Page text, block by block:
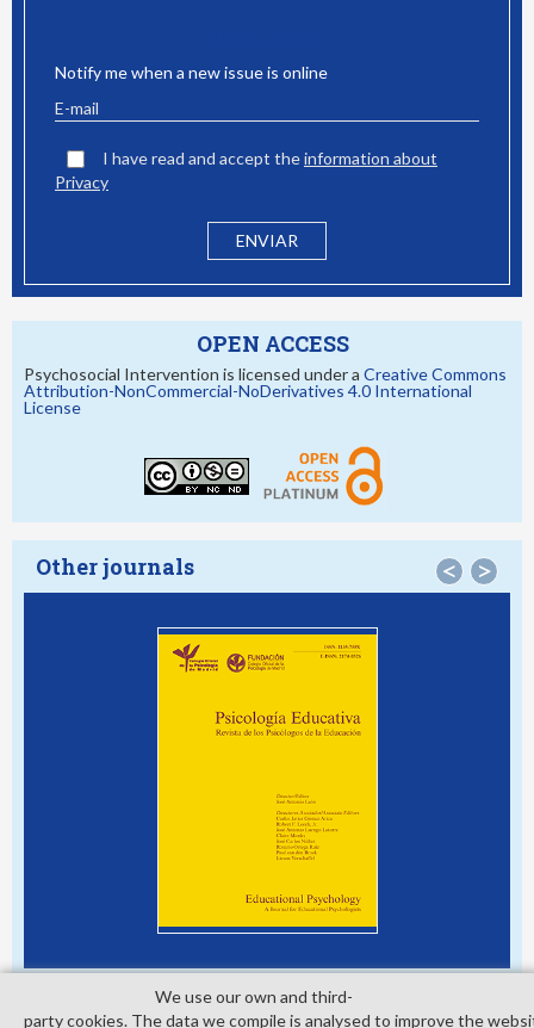
Notify me when a new issue is online
I have read and accept theinformation about
Privacy
OPEN ACCESS
Psychosocial Intervention is licensed under a Creative Commons
Attribution-NonCommercial-NoDerivatives 4.0 International
License
Other journals < >
We use our own and third­
party cookies. The data we compile is analysed to improve the